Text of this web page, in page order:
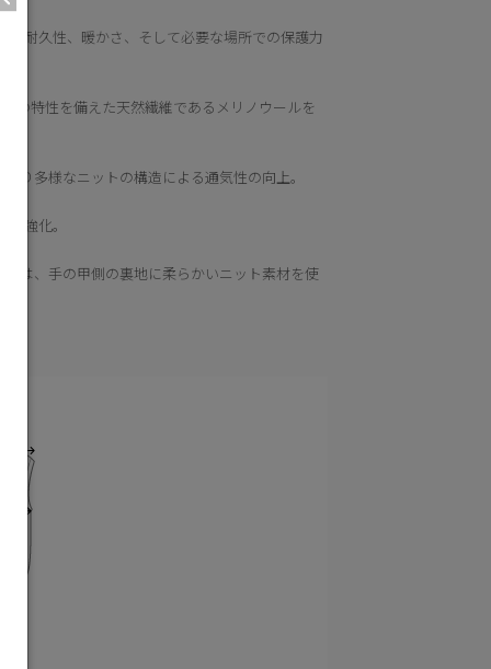
耐久性、暖かさ、そして必要な場所での保護力
の特性を備えた天然繊維であるメリノウールを
り多様なニットの構造による通気性の向上。
強化。
は、手の甲側の裏地に柔らかいニット素材を使